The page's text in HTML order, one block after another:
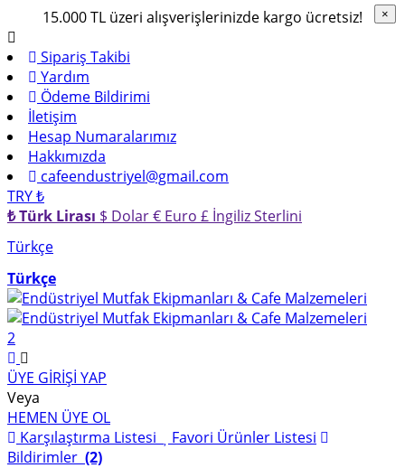
15.000 TL üzeri alışverişlerinizde kargo ücretsiz!
Sipariş Takibi
Yardım
Ödeme Bildirimi
İletişim
Hesap Numaralarımız
Hakkımızda
cafeendustriyel@gmail.com
TRY ₺
₺ Türk Lirası $ Dolar€ Euro £ İngiliz Sterlini
Türkçe
Türkçe
2
ÜYE GİRİŞİ YAP
Veya
HEMEN ÜYE OL
Karşılaştırma Listesi
Favori Ürünler Listesi
Bildirimler (2)
×
×